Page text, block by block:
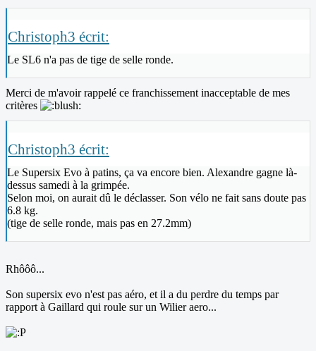
Christoph3 écrit:
Le SL6 n'a pas de tige de selle ronde.
Merci de m'avoir rappelé ce franchissement inacceptable de mes
critères
Christoph3 écrit:
Le Supersix Evo à patins, ça va encore bien. Alexandre gagne là-
dessus samedi à la grimpée.
Selon moi, on aurait dû le déclasser. Son vélo ne fait sans doute pas
6.8 kg.
(tige de selle ronde, mais pas en 27.2mm)
Rhôôô...
Son supersix evo n'est pas aéro, et il a du perdre du temps par
rapport à Gaillard qui roule sur un Wilier aero...